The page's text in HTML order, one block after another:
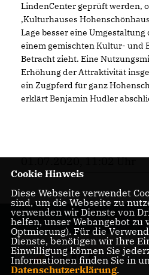
LindenCenter geprüft werden,
Kulturhauses
Lage besser eine
einem gemischten Kultur- und
Betracht zieht. Eine
Erhöhung der Attraktivität
ein Zugpferd für ganz
erklärt Benjamin Hudler
01.07.2020, 11:02 Uhr
Cookie Hinweis
Diese Webseite verwendet
sind, um die Webseite zu
verwenden wir Dienste von
helfen, unser Webangebot zu
Optmierung). Für die
Dienste, benötigen wir Ihre
Einwilligung können Sie
Informationen finden Sie in
Datenschutzerklärung.